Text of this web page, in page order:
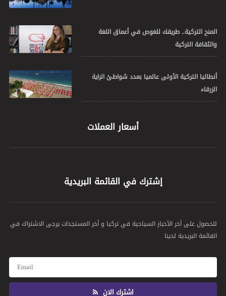
المنح التركية.. طريقك للغوص في أعماق اللغة
والثقافة التركية
أنطاليا التركية الأولى عالميا بعدد شواطئ الراية
الزرقاء
أسعار العملات
إشترك في القائمة البريدية
للحصول على أخر الأخبار السياحية في تركيا و أخر المستجدات يرجى الاشتراك في
القائمة البريدية لدينا
اشترك الان